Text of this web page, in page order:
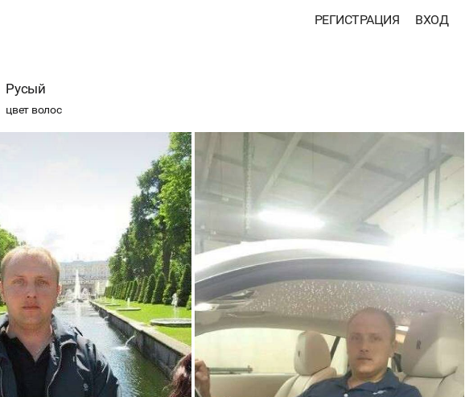
ВХОД
РЕГИСТРАЦИЯ
Русый
цвет волос